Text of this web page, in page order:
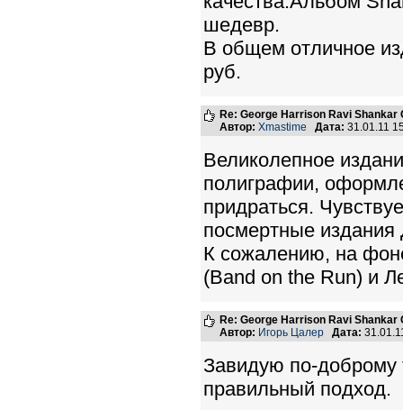
шедевр.
В общем отличное
руб.
Re: George Harrison Ravi
Автор: Xmastime Дата: 31.01.11
Великолепное
полиграфии,
придраться.
посмертные
К сожалению, на
(Вand on the Run) и
Re: George Harrison Ravi
Автор: Игорь Цалер Дата:
Завидую по-доброму
правильный подход.